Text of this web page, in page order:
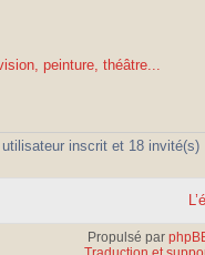
peinture, théâtre...
inscrit et 18 invité(s)
Propulsé par